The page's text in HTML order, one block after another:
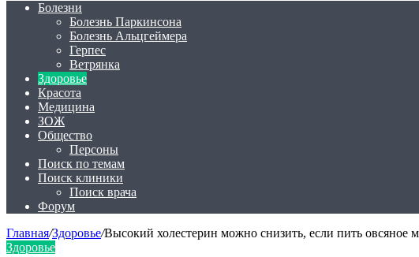
Болезни
Болезнь Паркинсона
Болезнь Альцгеймера
Герпес
Ветрянка
Здоровье
Красота
Медицина
ЗОЖ
Общество
Персоны
Поиск по темам
Поиск клиники
Поиск врача
Форум
Главная/Здоровье/Высокий холестерин можно снизить, если пить овсяное
Здоровье